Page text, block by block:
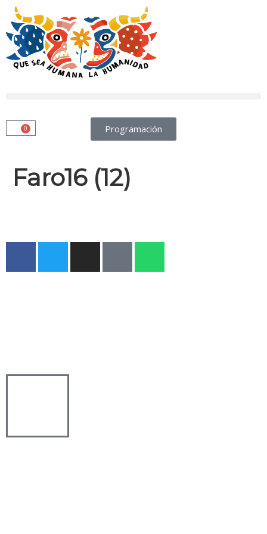
Programación
0
Faro16 (12)